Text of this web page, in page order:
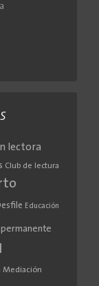
lectora
Club de lectura
Educación
permanente
Mediación